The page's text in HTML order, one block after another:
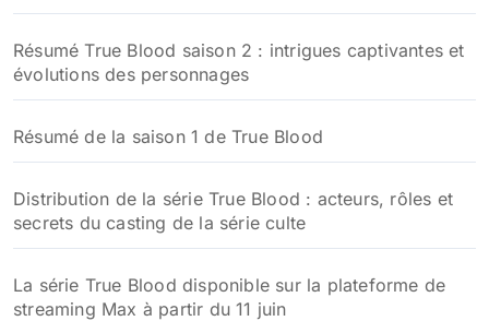
Résumé True Blood saison 2 : intrigues captivantes et
évolutions des personnages
Résumé de la saison 1 de True Blood
Distribution de la série True Blood : acteurs, rôles et
secrets du casting de la série culte
La série True Blood disponible sur la plateforme de
streaming Max à partir du 11 juin